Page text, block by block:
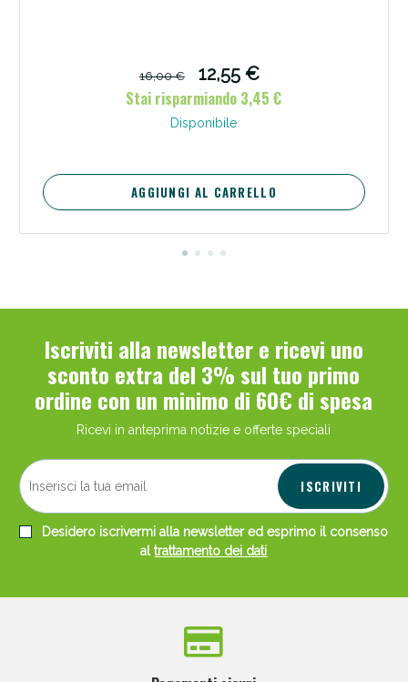
16,00 €
12,55 €
Stai risparmiando 3,45 €
Disponibile
AGGIUNGI AL CARRELLO
Iscriviti alla newsletter e ricevi uno
sconto extra del 3% sul tuo primo
ordine con un minimo di 60€ di spesa
Ricevi in anteprima notizie e offerte speciali
ISCRIVITI
Desidero iscrivermi alla newsletter ed esprimo il consenso
altrattamento dei dati